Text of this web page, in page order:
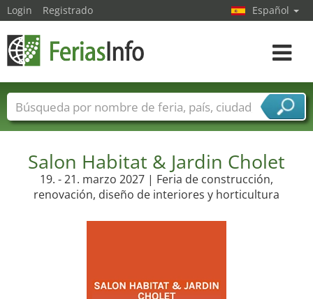
Salon Habitat & Jardin Cholet
19. - 21. marzo 2027 | Feria de construcción,
renovación, diseño de interiores y horticultura
Login Registrado Español
toggle
Nombres de ferias Países
Ciudades
Sectores de proveedor de servicios